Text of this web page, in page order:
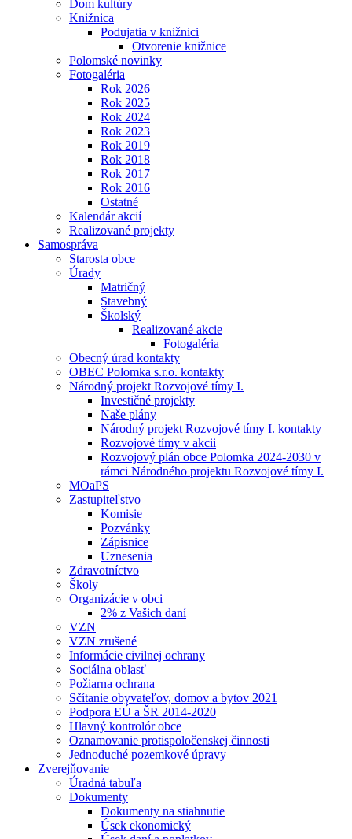
Dom kultúry
Knižnica
Podujatia v knižnici
Otvorenie knižnice
Polomské novinky
Fotogaléria
Rok 2026
Rok 2025
Rok 2024
Rok 2023
Rok 2019
Rok 2018
Rok 2017
Rok 2016
Ostatné
Kalendár akcií
Realizované projekty
Samospráva
Starosta obce
Úrady
Matričný
Stavebný
Školský
Realizované akcie
Fotogaléria
Obecný úrad kontakty
OBEC Polomka s.r.o. kontakty
Národný projekt Rozvojové tímy I.
Investičné projekty
Naše plány
Národný projekt Rozvojové tímy I. kontakty
Rozvojové tímy v akcii
Rozvojový plán obce Polomka 2024-2030 v
rámci Národného projektu Rozvojové tímy I.
MOaPS
Zastupiteľstvo
Komisie
Pozvánky
Zápisnice
Uznesenia
Zdravotníctvo
Školy
Organizácie v obci
2% z Vašich daní
VZN
VZN zrušené
Informácie civilnej ochrany
Sociálna oblasť
Požiarna ochrana
Sčítanie obyvateľov, domov a bytov 2021
Podpora EÚ a ŠR 2014-2020
Hlavný kontrolór obce
Oznamovanie protispoločenskej činnosti
Jednoduché pozemkové úpravy
Zverejňovanie
Úradná tabuľa
Dokumenty
Dokumenty na stiahnutie
Úsek ekonomický